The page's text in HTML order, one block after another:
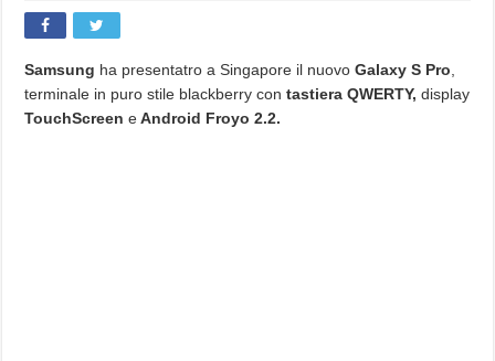
Samsung ha presentatro a Singapore il nuovoGalaxy S Pro
terminale in puro stile blackberry con tastiera QWERTY, display
TouchScreen eAndroid Froyo 2.2.